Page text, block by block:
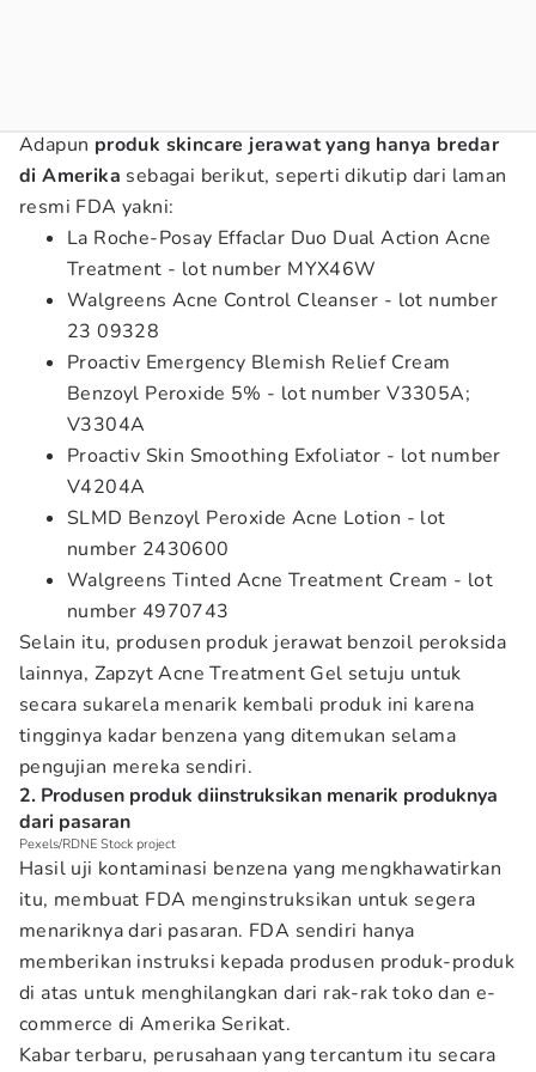
Adapun produk skincare jerawat yang hanya bredar
di Amerika sebagai berikut, seperti dikutip dari laman
resmi FDA yakni:
La Roche-Posay Effaclar Duo Dual Action Acne
Treatment - lot number MYX46W
Walgreens Acne Control Cleanser - lot number
23 09328
Proactiv Emergency Blemish Relief Cream
Benzoyl Peroxide 5% - lot number V3305A;
V3304A
Proactiv Skin Smoothing Exfoliator - lot number
V4204A
SLMD Benzoyl Peroxide Acne Lotion - lot
number 2430600
Walgreens Tinted Acne Treatment Cream - lot
number 4970743
Selain itu, produsen produk jerawat benzoil peroksida
lainnya, Zapzyt Acne Treatment Gel setuju untuk
secara sukarela menarik kembali produk ini karena
tingginya kadar benzena yang ditemukan selama
pengujian mereka sendiri.
2. Produsen produk diinstruksikan menarik produknya
dari pasaran
Pexels/RDNE Stock project
Hasil uji kontaminasi benzena yang mengkhawatirkan
itu, membuat FDA menginstruksikan untuk segera
menariknya dari pasaran. FDA sendiri hanya
memberikan instruksi kepada produsen produk-produk
di atas untuk menghilangkan dari rak-rak toko dan e-
commerce di Amerika Serikat.
Kabar terbaru, perusahaan yang tercantum itu secara